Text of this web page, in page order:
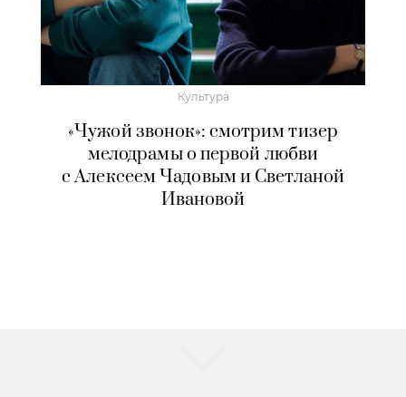
Культура
«Чужой звонок»: смотрим тизер
мелодрамы о первой любви
с Алексеем Чадовым и Светланой
Ивановой